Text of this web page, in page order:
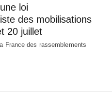
loi
des mobilisations
20 juillet
France des rassemblements